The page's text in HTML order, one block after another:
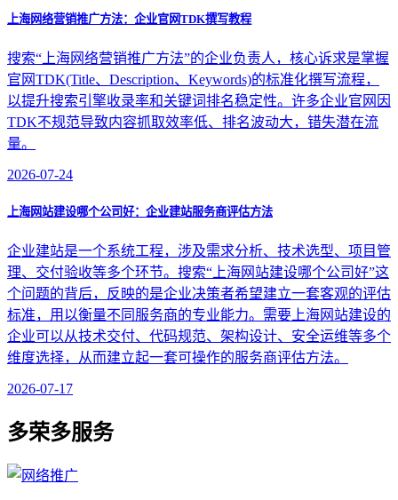
上海网络营销推广方法：企业官网TDK撰写教程
搜索“上海网络营销推广方法”的企业负责人，核心诉求是掌握
官网TDK(Title、Description、Keywords)的标准化撰写流程，
以提升搜索引擎收录率和关键词排名稳定性。许多企业官网因
TDK不规范导致内容抓取效率低、排名波动大，错失潜在流
量。
2026-07-24
上海网站建设哪个公司好：企业建站服务商评估方法
企业建站是一个系统工程，涉及需求分析、技术选型、项目管
理、交付验收等多个环节。搜索“上海网站建设哪个公司好”这
个问题的背后，反映的是企业决策者希望建立一套客观的评估
标准，用以衡量不同服务商的专业能力。需要上海网站建设的
企业可以从技术交付、代码规范、架构设计、安全运维等多个
维度选择，从而建立起一套可操作的服务商评估方法。
2026-07-17
多荣多服务